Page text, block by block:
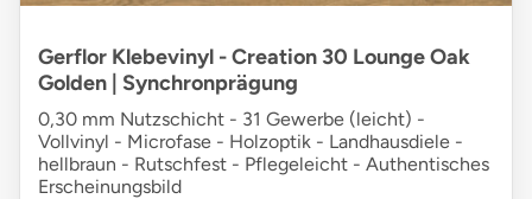
Gerflor Klebevinyl - Creation 30 Lounge Oak
Golden | Synchronprägung
0,30 mm Nutzschicht - 31 Gewerbe (leicht) -
Vollvinyl - Microfase - Holzoptik - Landhausdiele -
hellbraun - Rutschfest - Pflegeleicht - Authentisches
Erscheinungsbild